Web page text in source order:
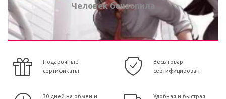
Человек бензопила
Подарочные
сертификаты
Весь товар
сертифицирован
30 дней на обмен и
Удобная и быстрая